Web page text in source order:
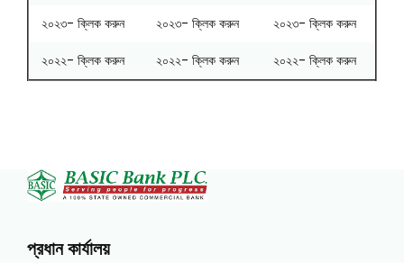
২০২৩- ক্লিক করুন ২০২৩- ক্লিক করুন ২০২৩- ক্লিক করুন
২০২২- ক্লিক করুন ২০২২- ক্লিক করুন ২০২২- ক্লিক করুন
প্রধান কার্যালয়